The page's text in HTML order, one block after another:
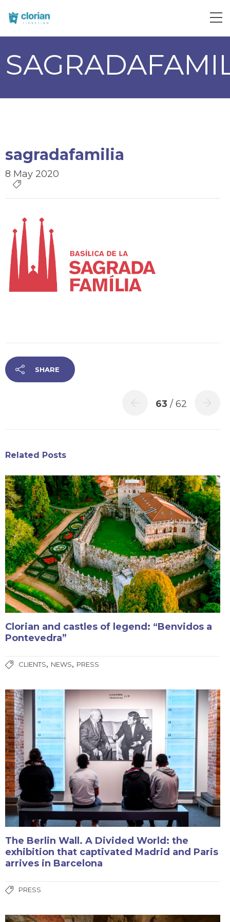
sagradafamilia
8 May 2020
SHARE
63 / 62
Related Posts
Clorian and castles of legend: “Benvidos a
Pontevedra”
CLIENTS, NEWS, PRESS
The Berlin Wall. A Divided World: the
exhibition that captivated Madrid and Paris
arrives in Barcelona
PRESS